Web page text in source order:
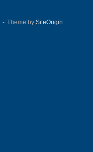
Theme by SiteOrigin